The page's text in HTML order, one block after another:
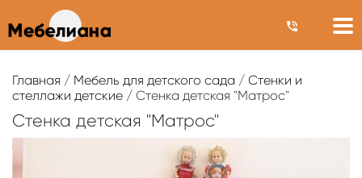
Главная / Мебель для детского сада / Стенки и
стеллажи детские / Стенка детская "Матрос"
Стенка детская "Матрос"